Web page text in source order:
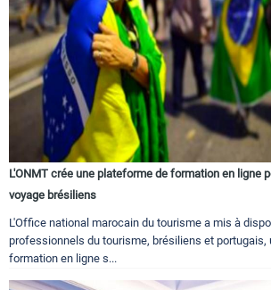
L'ONMT crée une plateforme de formation en ligne
voyage brésiliens
L'Office national marocain du tourisme a mis à
professionnels du tourisme, brésiliens et portugais,
formation en ligne s...